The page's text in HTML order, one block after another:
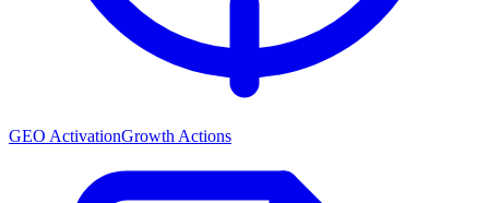
GEO ActivationGrowth Actions